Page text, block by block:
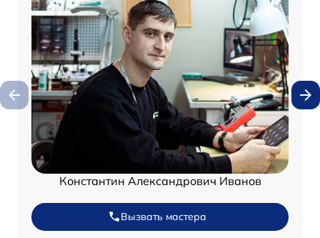
Константин Александрович Иванов
Вызвать мастера